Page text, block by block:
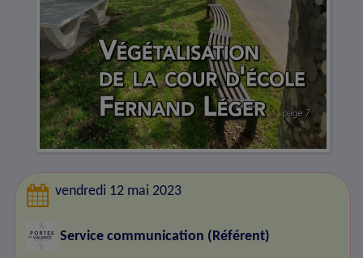
vendredi 12 mai 2023
Service communication (Référent)